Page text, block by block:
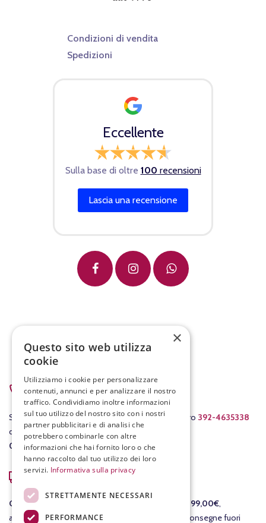
Condizioni di vendita
Spedizioni
Eccellente
Sulla base di oltre 100 recensioni
Lascia una recensione
PER ASSISTENZA
Scrivici ainfo@fracassovini.comoppure al numero 392-4635338
dal lunedì al venerdì con orario
08:00-12:30/15:00-19:00.
COSTI DI SPEDIZIONE
GRATISper le consegne in Italia per ordini sopra i 99,00€,
altrimenti il costo della consegna è di 7,90€. Per consegne fuori
×
Questo sito web utilizza
cookie
Utilizziamo i cookie per personalizzare
contenuti, annunci e per analizzare il nostro
traffico. Condividiamo inoltre informazioni
sul tuo utilizzo del nostro sito con i nostri
partner pubblicitari e di analisi che
potrebbero combinarle con altre
informazioni che hai fornito loro o che
hanno raccolto dal tuo utilizzo dei loro
servizi. Informativa sulla privacy
STRETTAMENTE NECESSARI
PERFORMANCE